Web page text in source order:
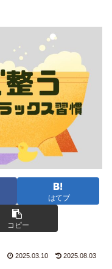
はてブ
コピー
2025.03.10 2025.08.03